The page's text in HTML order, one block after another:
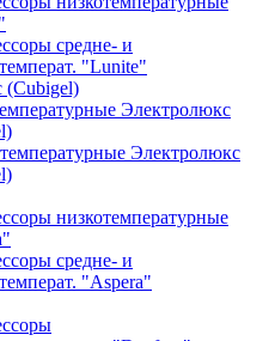
средне- и
"Lunite"
(Cubigel)
Электролюкс
Электролюкс
низкотемпературные
средне- и
"Aspera"